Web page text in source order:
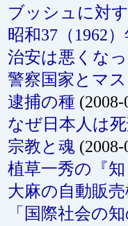
ブッシュに対
昭和37（1962
治安は悪くな
警察国家とマ
逮捕の種
なぜ日本人は
宗教と魂
植草一秀の『
大麻の自動販
「国際社会の